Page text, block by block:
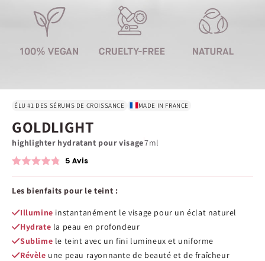
ÉLU #1 DES SÉRUMS DE CROISSANCE MADE IN FRANCE
GOLDLIGHT
highlighter hydratant pour visage7ml
4.8
sur
5
5 Avis
Les bienfaits pour le teint :
Illumine instantanément le visage pour un éclat naturel
Hydrate la peau en profondeur
Sublime le teint avec un fini lumineux et uniforme
Révèle une peau rayonnante de beauté et de fraîcheur